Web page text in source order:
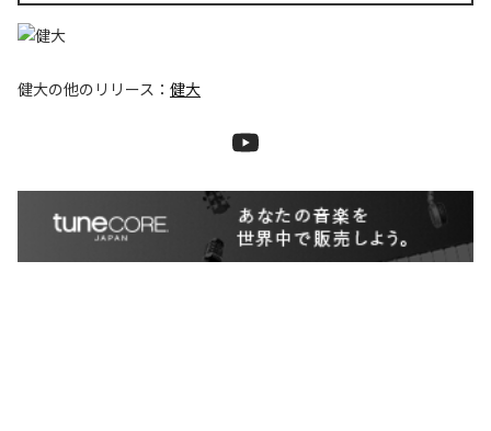
健大の他のリリース： 健大